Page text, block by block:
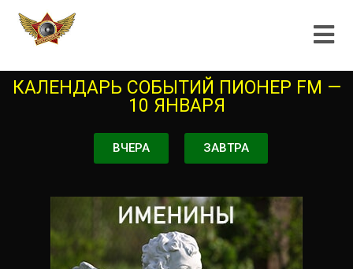
КАЛЕНДАРЬ СОБЫТИЙ ПИОНЕР FM —
10 ЯНВАРЯ
ВЧЕРА ЗАВТРА